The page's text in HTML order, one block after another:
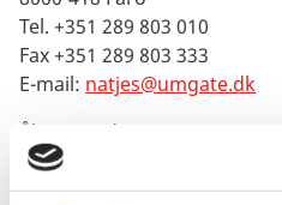
Tel. +351 289 803 010
Fax +351 289 803 333
E-mail: natjes@umgate.dk
Åbningstider: 9.30-13:00,
10.00-13.00)
Language: Eng., Fr., Sp.